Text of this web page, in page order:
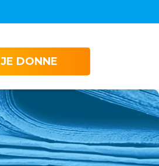
JE DONNE